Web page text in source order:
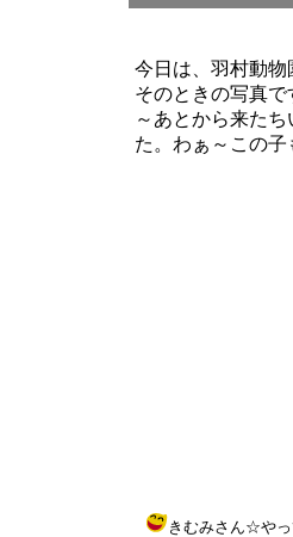
今日は、羽村動物
そのときの写真
～あとから来た
た。わぁ～この
きむみさん☆やっ